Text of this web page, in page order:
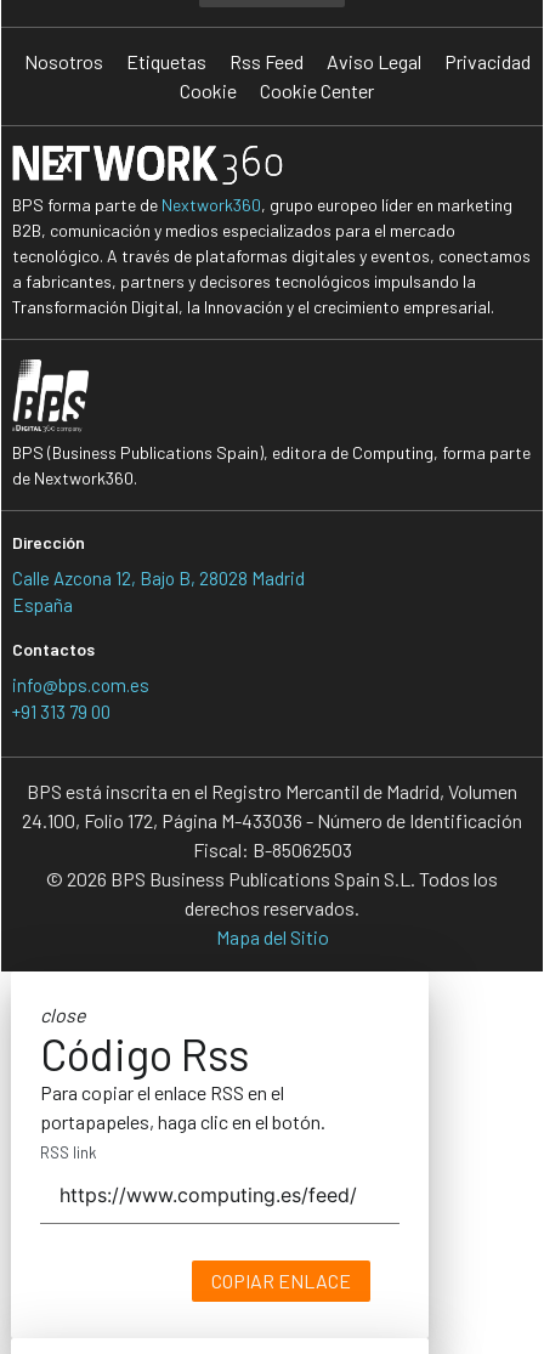
Nosotros Etiquetas Rss Feed Aviso Legal
Privacidad
Cookie
Cookie Center
BPS forma parte de Nextwork360, grupo europeo líder en marketing
B2B, comunicación y medios especializados para el mercado
tecnológico. A través de plataformas digitales y eventos, conectamos
a fabricantes, partners y decisores tecnológicos impulsando la
Transformación Digital, la Innovación y el crecimiento empresarial.
BPS (Business Publications Spain), editora de Computing, forma parte
de Nextwork360.
Dirección
Calle Azcona 12, Bajo B, 28028 Madrid
España
Contactos
info@bps.com.es
+91 313 79 00
BPS está inscrita en el Registro Mercantil de Madrid, Volumen
24.100, Folio 172, Página M-433036 - Número de Identificación
Fiscal: B-85062503
© 2026 BPS Business Publications Spain S.L. Todos los
derechos reservados.
Mapa del Sitio
close
Código Rss
Para copiar el enlace RSS en el
portapapeles, haga clic en el botón.
RSS link
COPIAR ENLACE